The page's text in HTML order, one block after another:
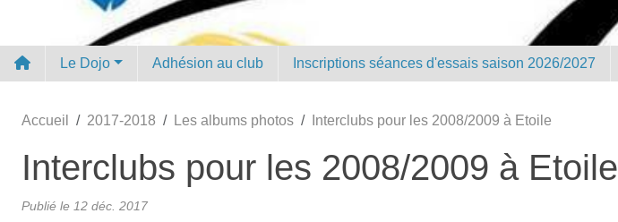
Le Dojo Adhésion au club Inscriptions séances d'essais saison 2026/2027
Accueil 2017-2018 Les albums photos Interclubs pour les 2008/2009 à Etoile
Interclubs pour les 2008/2009 à Etoile
Publié le 12 déc. 2017